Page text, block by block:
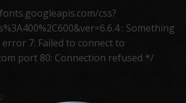
css?
: Something
7: Failed to connect to
port 80: Connection refused */